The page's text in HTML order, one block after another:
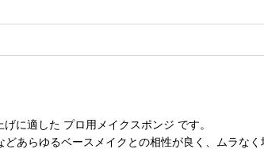
に適した プロ用メイクスポンジ です。
あらゆるベースメイクとの相性が良く、ムラなく